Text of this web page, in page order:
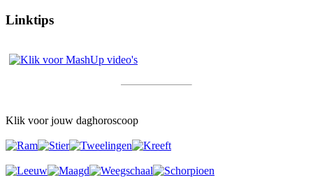
Linktips
Klik voor jouw daghoroscoop